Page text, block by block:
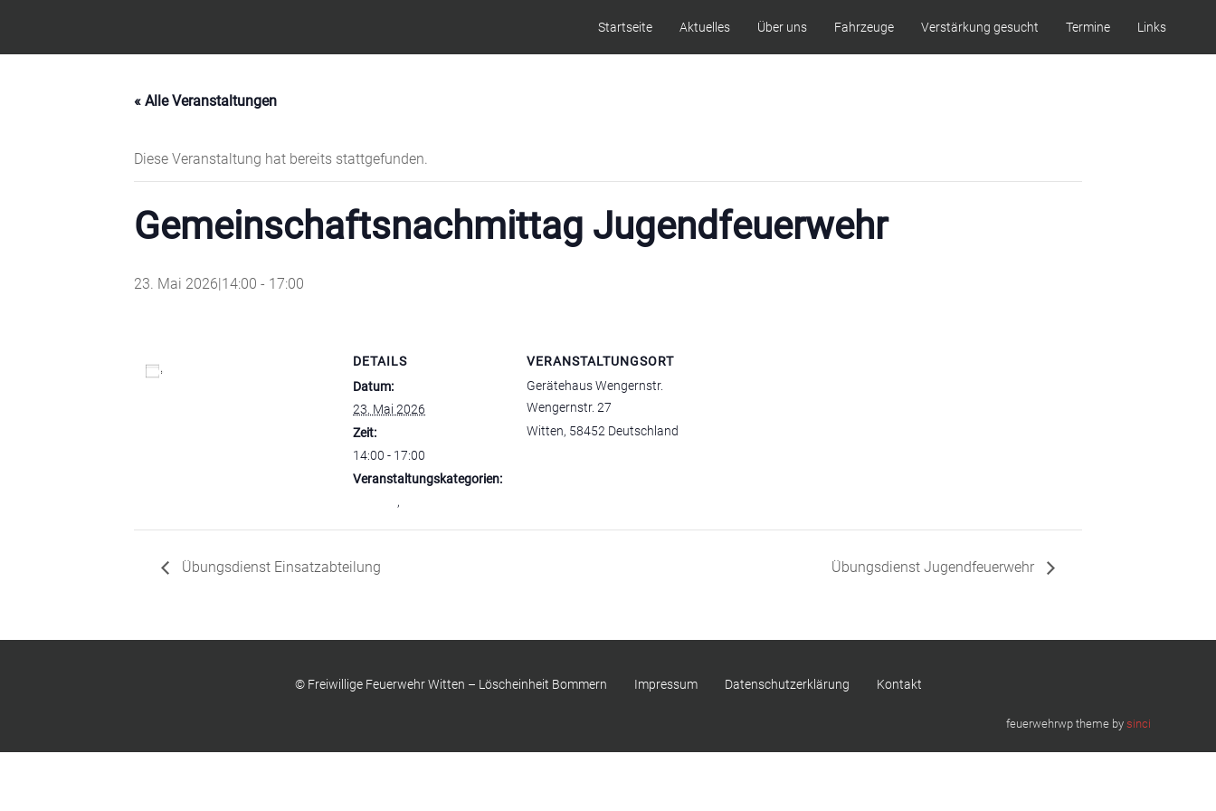
Startseite Aktuelles Über uns Fahrzeuge Verstärkung gesucht Termine Links
« Alle Veranstaltungen
Diese Veranstaltung hat bereits stattgefunden.
Gemeinschaftsnachmittag Jugendfeuerwehr
23. Mai 2026|14:00 - 17:00
DETAILS
Datum:
23. Mai 2026
Zeit:
14:00 - 17:00
Veranstaltungskategorien:
,
VERANSTALTUNGSORT
Gerätehaus Wengernstr.
Wengernstr. 27
Witten, 58452 Deutschland
Übungsdienst Einsatzabteilung Übungsdienst Jugendfeuerwehr
© Freiwillige Feuerwehr Witten – Löscheinheit Bommern Impressum Datenschutzerklärung Kontakt
feuerwehrwp theme by sinci